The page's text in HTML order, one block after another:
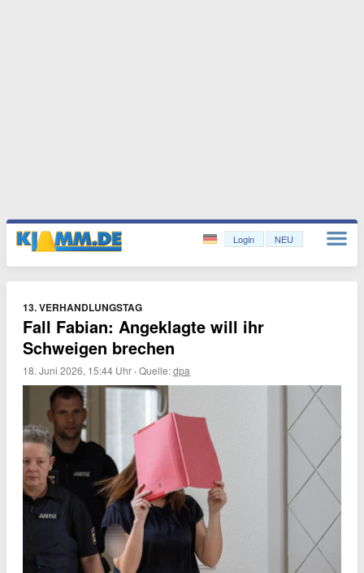
Login NEU
13. VERHANDLUNGSTAG
Fall Fabian: Angeklagte will ihr
Schweigen brechen
18. Juni 2026, 15:44 Uhr ·Quelle:dpa